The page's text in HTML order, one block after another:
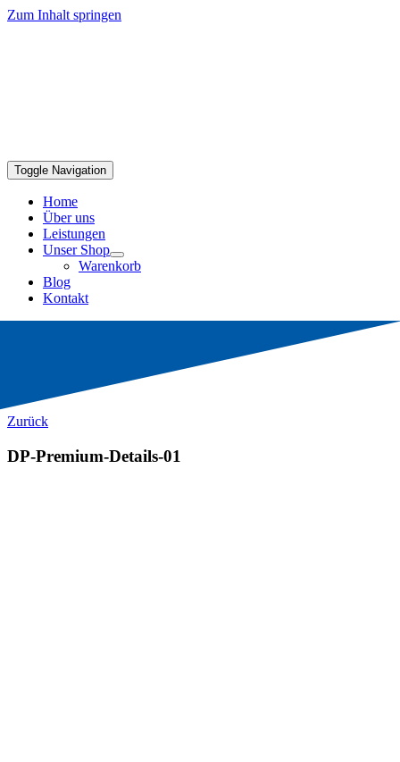
Zum Inhalt springen
Toggle Navigation
Home
Über uns
Leistungen
Unser Shop
Warenkorb
Blog
Kontakt
Zurück
DP-Premium-Details-01